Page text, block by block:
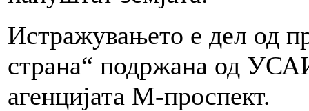
Истражувањето е дел од
страна“ подржана од
агенцијата М-проспект.